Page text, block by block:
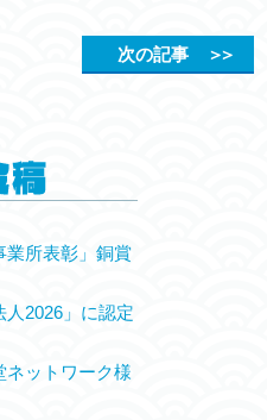
次の記事 ＞＞
業所表彰」銅賞
人2026」に認定
ネットワーク様